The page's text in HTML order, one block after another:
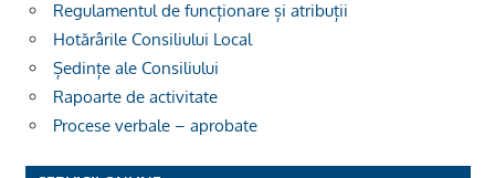
Regulamentul de funcționare și atribuții
Hotărârile Consiliului Local
Ședințe ale Consiliului
Rapoarte de activitate
Procese verbale – aprobate